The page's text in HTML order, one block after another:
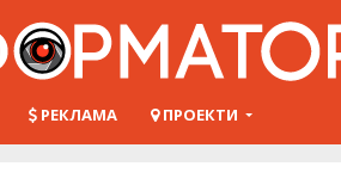
РЕКЛАМА ПРОЕКТИ